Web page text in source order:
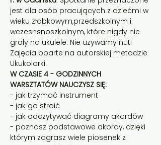
jest dla osób pracujących z dziećmi w
wieku żłobkowym,przedszkolnym i
wczesnsnoszkolnym, które nigdy nie
grały na ukulele. Nie używamy nut!
Zajęcia oparte na autorskiej metodzie
Ukukolorki.
W CZASIE 4 - GODZINNYCH
WARSZTATÓW NAUCZYSZ SIĘ:
- jak trzymać instrument
- jak go stroić
- jak odczytywać diagramy akordów
- poznasz podstawowe akordy, dzięki
którym zagrasz wiele piosenek z